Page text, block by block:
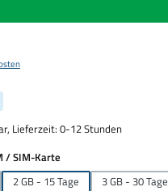
Lieferzeit: 0-12 Stunden
/ SIM-Karte
2 GB - 15 Tage
3 GB - 30 Tage